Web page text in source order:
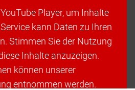
Player, um Inhalte
kann Daten zu Ihren
Stimmen Sie der Nutzung
Inhalte anzuzeigen.
können unserer
entnommen werden.